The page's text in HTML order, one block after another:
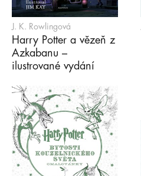
J. K. Rowlingová
Harry Potter a vězeň z
Azkabanu –
ilustrované vydání